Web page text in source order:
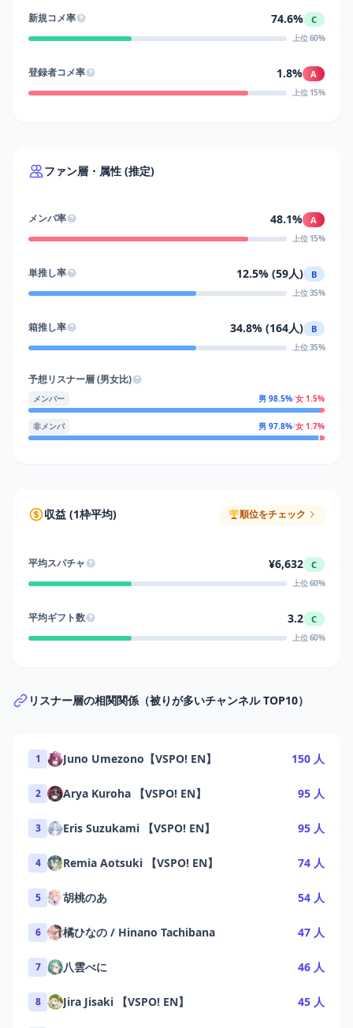
新規コメ率 74.6% C
上位 60%
登録者コメ率 1.8% A
上位 15%
ファン層・属性 (推定)
メンバ率 48.1% A
上位 15%
単推し率 12.5% (59人) B
上位 35%
箱推し率 34.8% (164人) B
上位 35%
予想リスナー層 (男女比)
メンバー 男 98.5%/女 1.5%
非メンバ 男 97.8%/女 1.7%
収益 (1枠平均) 順位をチェック
平均スパチャ ¥6,632 C
上位 60%
平均ギフト数 3.2 C
上位 60%
リスナー層の相関関係（被りが多いチャンネル TOP10）
1 Juno Umezono【VSPO! EN】 150 人
2 Arya Kuroha 【VSPO! EN】 95 人
3 Eris Suzukami 【VSPO! EN】 95 人
4 Remia Aotsuki 【VSPO! EN】 74 人
5 胡桃のあ 54 人
6 橘ひなの / Hinano Tachibana 47 人
7 八雲べに 46 人
8 Jira Jisaki 【VSPO! EN】 45 人